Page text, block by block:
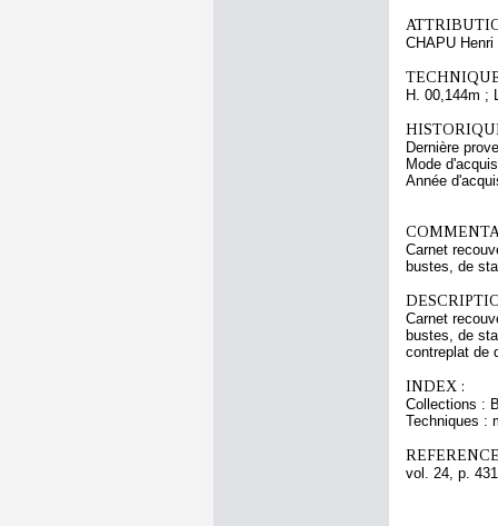
CHAPU
H. 00,144m ;
Dernière
Mode
Année
Carnet
bustes, de
Carnet
bustes, de
contreplat de
INDEX :
Collections :
Techniques :
vol. 24, p. 431